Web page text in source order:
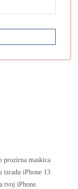
prozirna maskica
izradu iPhone 13
tvoj iPhone.